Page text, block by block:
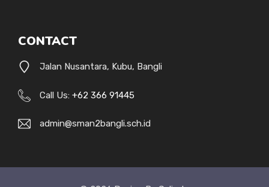
CONTACT
Jalan Nusantara, Kubu, Bangli
Call Us: +62 366 91445
admin@sman2bangli.sch.id